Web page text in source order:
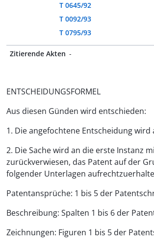
T 0645/92
T 0092/93
T 0795/93
Zitierende Akten -
ENTSCHEIDUNGSFORMEL
Aus diesen Günden wird entschieden:
1. Die angefochtene Entscheidung wird
2. Die Sache wird an die erste Instanz
zurückverwiesen, das Patent auf der
folgender Unterlagen
Patentansprüche: 1 bis 5 der
Beschreibung: Spalten 1 bis 6 der
Zeichnungen: Figuren 1 bis 5 der